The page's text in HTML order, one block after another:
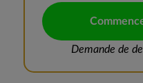
Demande de